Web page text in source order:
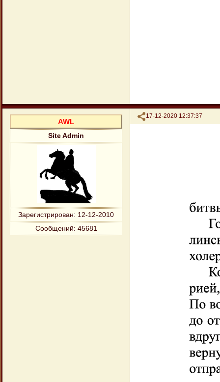
Поделиться
17-12-2020 12:37:37
AWL
Site Admin
Зарегистрирован: 12-12-2010
Сообщений: 45681